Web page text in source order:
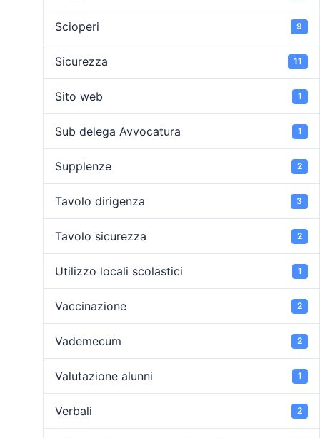
Scioperi 9
Sicurezza 11
Sito web 1
Sub delega Avvocatura 1
Supplenze 2
Tavolo dirigenza 3
Tavolo sicurezza 2
Utilizzo locali scolastici 1
Vaccinazione 2
Vademecum 2
Valutazione alunni 1
Verbali 2